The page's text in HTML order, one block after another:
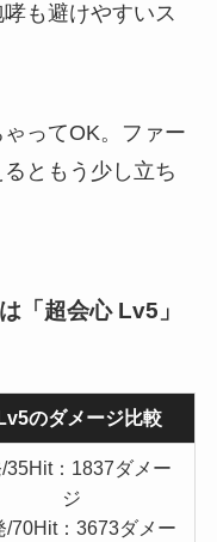
も避けやすいス
ってOK。ファー
ともう少し立ち
「超会心 Lv5」
のダメージ比較
35Hit：1837ダメー
ジ
/70Hit：3673ダメー